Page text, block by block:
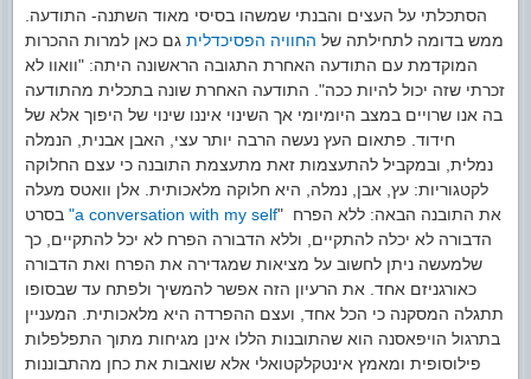
הסתכלתי על העצים והבנתי שמשהו בסיסי מאוד השתנה- התודעה.
ממש בדומה לתחילתה של החוויה הפסיכדלית גם כאן למרות ההכרות
המוקדמת עם התודעה האחרת התגובה הראשונה היתה: "וואוו לא
זכרתי שזה יכול להיות ככה". התודעה האחרת שונה בתכלית מהתודעה
בה אנו שרויים במצב היומיומי אך השינוי איננו שינוי של היפוך אלא של
חידוד. פתאום העץ נעשה הרבה יותר עצי, האבן אבנית, הנמלה
נמלית, ובמקביל להתעצמות זאת מתעצמת התובנה כי עצם החלוקה
לקטגוריות: עץ, אבן, נמלה, היא חלוקה מלאכותית. אלן וואטס מעלה
"a conversation with my self" את התובנה הבאה: ללא הפרח
הדבורה לא יכלה להתקיים, וללא הדבורה הפרח לא יכל להתקיים, כך
שלמעשה ניתן לחשוב על מציאות שמגדירה את הפרח ואת הדבורה
כאורגניזם אחד. את הרעיון הזה אפשר להמשיך ולפתח עד שבסופו
תתגלה המסקנה כי הכל אחד, ועצם ההפרדה היא מלאכותית. המעניין
בתרגול הויפאסנה הוא שהתובנות הללו אינן מגיחות מתוך התפלפלות
פילוסופית ומאמץ אינטקלקטואלי אלא שואבות את כחן מהתבוננות